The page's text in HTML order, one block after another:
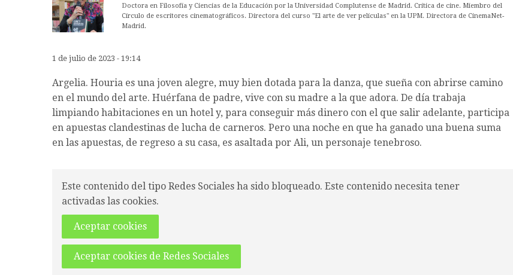
Doctora en Filosofía y Ciencias de la Educación por la Universidad Complutense de Madrid. Crítica de cine. Miembro del
Círculo de escritores cinematográficos. Directora del curso "El arte de ver películas" en la UPM. Directora de CinemaNet-
Madrid.
1 de julio de 2023 - 19:14
Argelia. Houria es una joven alegre, muy bien dotada para la danza, que sueña con abrirse camino
en el mundo del arte. Huérfana de padre, vive con su madre a la que adora. De día trabaja
limpiando habitaciones en un hotel y, para conseguir más dinero con el que salir adelante, participa
en apuestas clandestinas de lucha de carneros. Pero una noche en que ha ganado una buena suma
en las apuestas, de regreso a su casa, es asaltada por Ali, un personaje tenebroso.
Este contenido del tipo Redes Sociales ha sido bloqueado. Este contenido necesita tener
activadas las cookies.
Aceptar cookies
Aceptar cookies de Redes Sociales